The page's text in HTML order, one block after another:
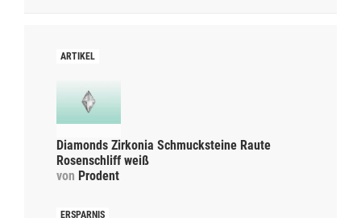
Diamonds Zirkonia Schmucksteine Raute
Rosenschliff weiß
von Prodent